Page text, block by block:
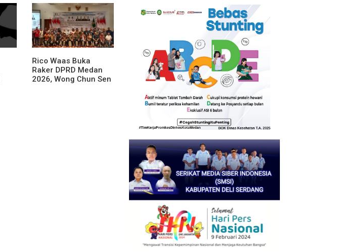
Perjuangan Tokoh
Bangsa
Rico Waas Buka
Raker DPRD Medan
2026, Wong Chun Sen